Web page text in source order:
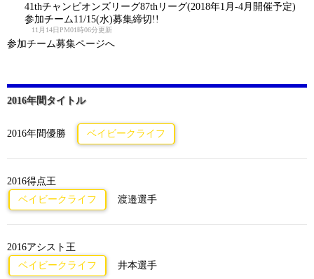
41thチャンピオンズリーグ87thリーグ(2018年1月-4月開催予定)
参加チーム11/15(水)募集締切!!
11月14日PM01時06分更新
参加チーム募集ページへ
2016年間タイトル
2016年間優勝 ベイビークライフ
2016得点王
ベイビークライフ
渡邉選手
2016アシスト王
ベイビークライフ
井本選手